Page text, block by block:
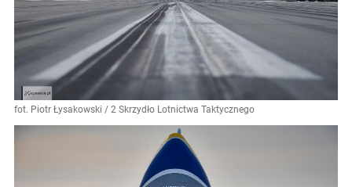
fot. Piotr Łysakowski / 2 Skrzydło Lotnictwa Taktycznego